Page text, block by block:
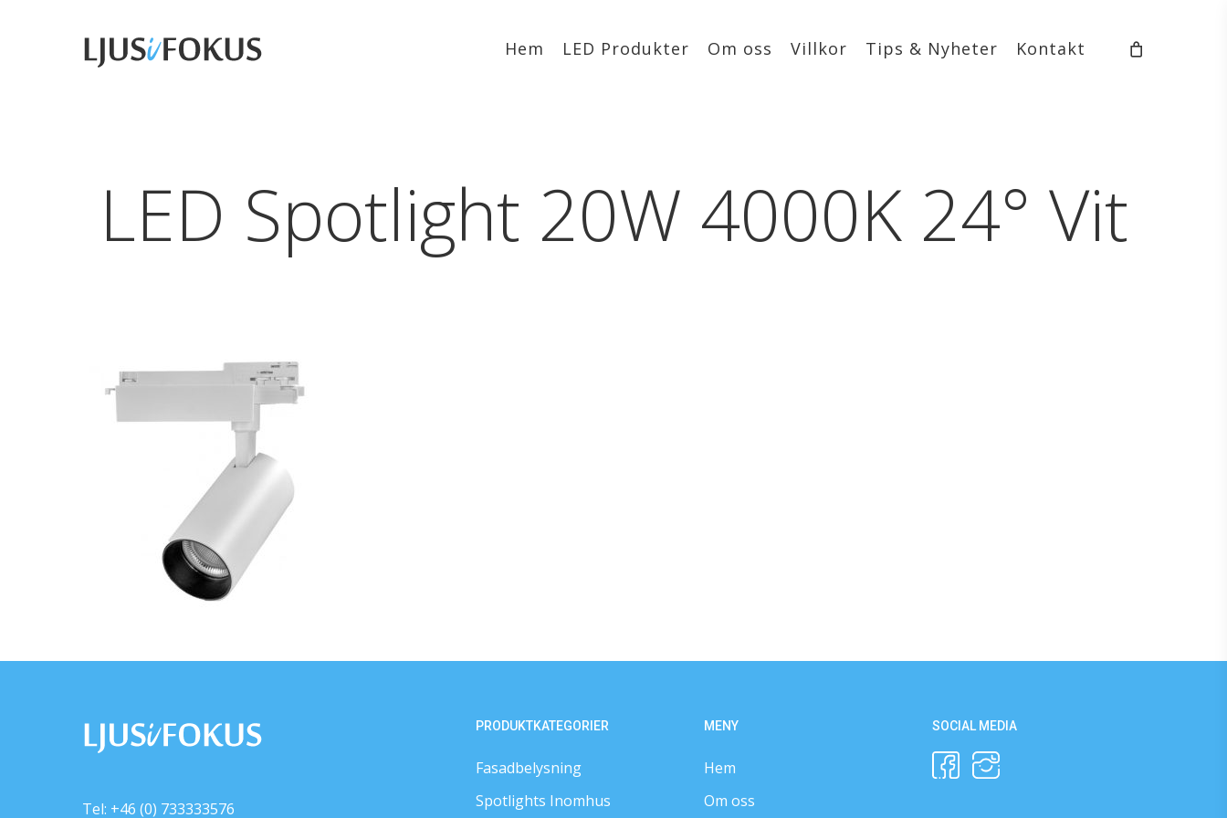
Hem LED Produkter Om oss Villkor Tips & Nyheter Kontakt
LED Spotlight 20W 4000K 24° Vit
Tel: +46 (0) 733333576
PRODUKTKATEGORIER
Fasadbelysning
Spotlights Inomhus
MENY
Hem
Om oss
SOCIAL MEDIA